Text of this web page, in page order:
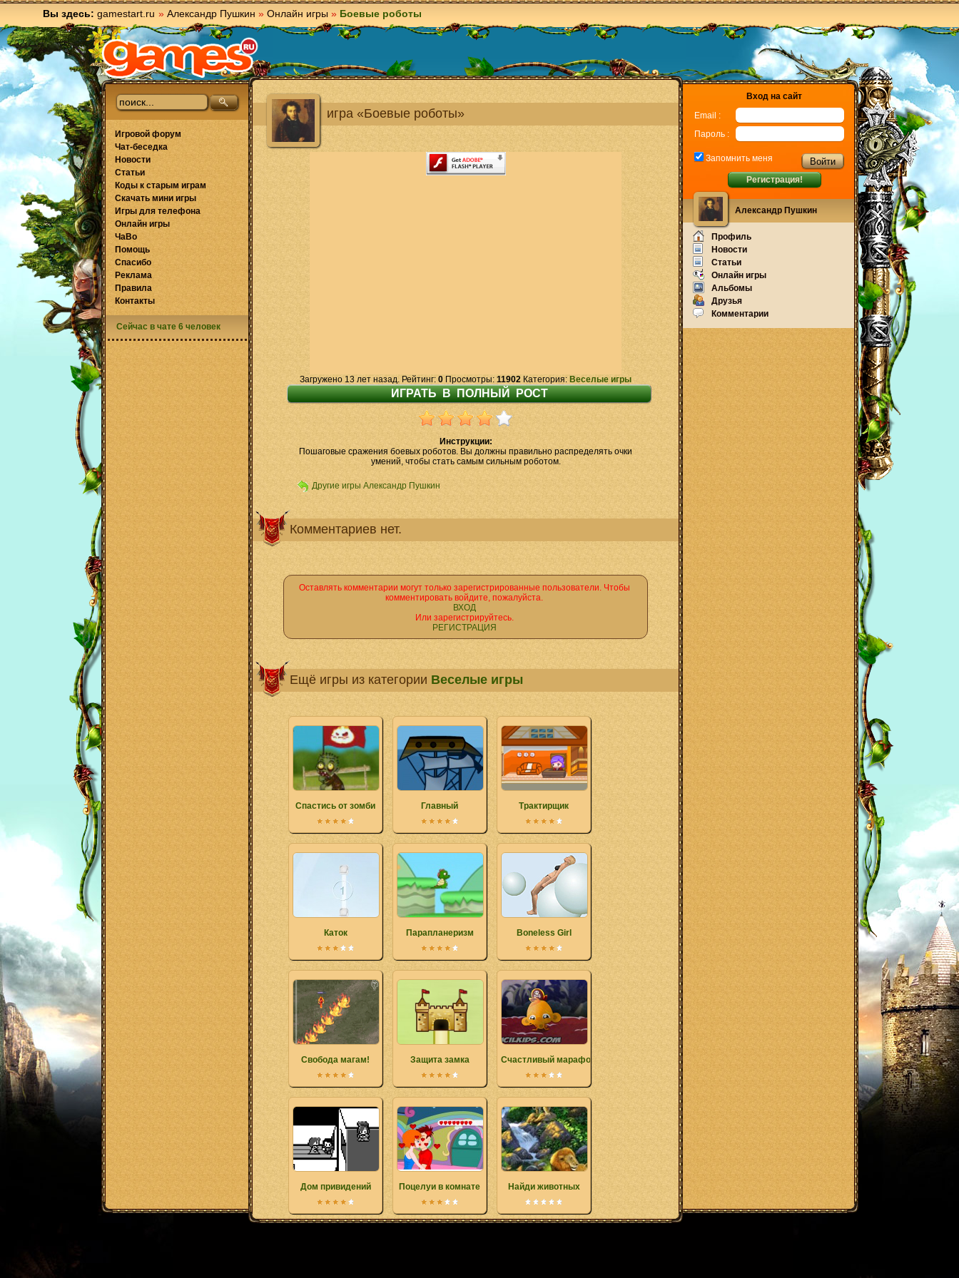
Вы здесь: gamestart.ru » Александр Пушкин » Онлайн игры » Боевые роботы
игра «Боевые роботы»
Загружено 13 лет назад. Рейтинг: 0 Просмотры: 11902 Категория: Веселые игры
Инструкции:
Пошаговые сражения боевых роботов. Вы должны правильно распределять очки
умений, чтобы стать самым сильным роботом.
Другие игры Александр Пушкин
Комментариев нет.
Оставлять комментарии могут только зарегистрированные пользователи. Чтобы
комментировать войдите, пожалуйста.
ВХОД
Или зарегистрируйтесь.
РЕГИСТРАЦИЯ
Ещё игры из категории Веселые игры
Спастись от зомби Главный Трактирщик
Каток Парапланеризм Boneless Girl
Свобода магам! Защита замка Счастливый марафон обезьяны
Дом привидений Поцелуи в комнате Найди животных
Игровой форум
Чат-беседка
Новости
Статьи
Коды к старым играм
Скачать мини игры
Игры для телефона
Онлайн игры
ЧаВо
Помощь
Спасибо
Реклама
Правила
Контакты
Сейчас в чате 6 человек
Вход на сайт
Email :
Пароль :
Запомнить меня
Регистрация!
Александр Пушкин
Профиль
Новости
Статьи
Онлайн игры
Альбомы
Друзья
Комментарии